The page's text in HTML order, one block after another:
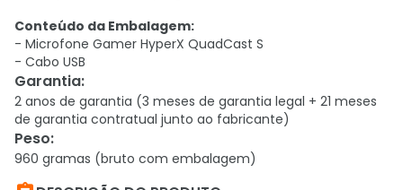
Conteúdo da Embalagem:
- Microfone Gamer HyperX QuadCast S
- Cabo USB
Garantia:
2 anos de garantia (3 meses de garantia legal + 21 meses
de garantia contratual junto ao fabricante)
Peso:
960 gramas (bruto com embalagem)